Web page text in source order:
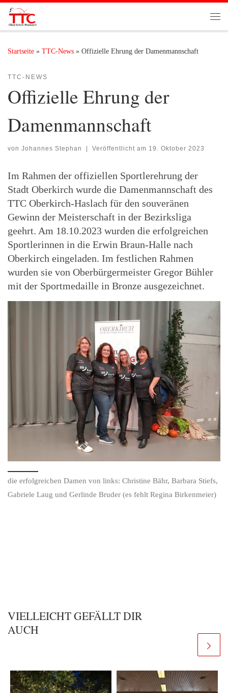
Zum Inhalt springen
Startseite » TTC-News » Offizielle Ehrung der Damenmannschaft
TTC-NEWS
Offizielle Ehrung der
Damenmannschaft
von Johannes Stephan Veröffentlicht am 19. Oktober 2023
Im Rahmen der offiziellen Sportlerehrung der
Stadt Oberkirch wurde die Damenmannschaft des
TTC Oberkirch-Haslach für den souveränen
Gewinn der Meisterschaft in der Bezirksliga
geehrt. Am 18.10.2023 wurden die erfolgreichen
Sportlerinnen in die Erwin Braun-Halle nach
Oberkirch eingeladen. Im festlichen Rahmen
wurden sie von Oberbürgermeister Gregor Bühler
mit der Sportmedaille in Bronze ausgezeichnet.
die erfolgreichen Damen von links: Christine Bähr, Barbara Stiefs,
Gabriele Laug und Gerlinde Bruder (es fehlt Regina Birkenmeier)
VIELLEICHT GEFÄLLT DIR
AUCH